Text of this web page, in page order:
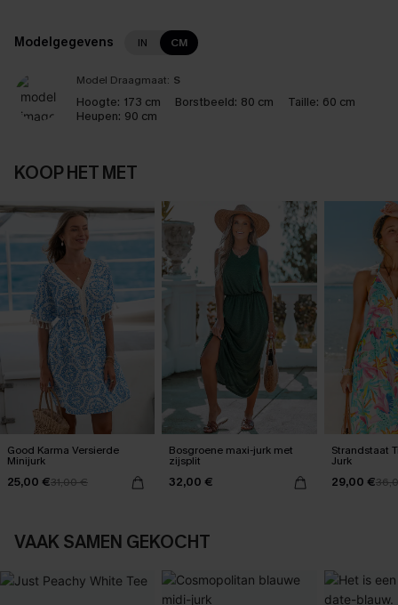
Modelgegevens IN CM
Model Draagmaat: S
Hoogte: 173 cm Borstbeeld: 80 cm Taille: 60 cm
Heupen: 90 cm
KOOP HET MET
Good Karma Versierde
Minijurk
25,00 €31,00 €
Bosgroene maxi-jurk met
zijsplit
32,00 €
Strandstaat
Jurk
29,00 €
VAAK SAMEN GEKOCHT